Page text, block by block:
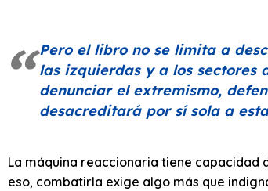
Pero el libro no se limita a
las izquierdas y a los sectores
denunciar el extremismo,
desacreditará por sí sola a
La máquina reaccionaria tiene capacidad
eso, combatirla exige algo más que